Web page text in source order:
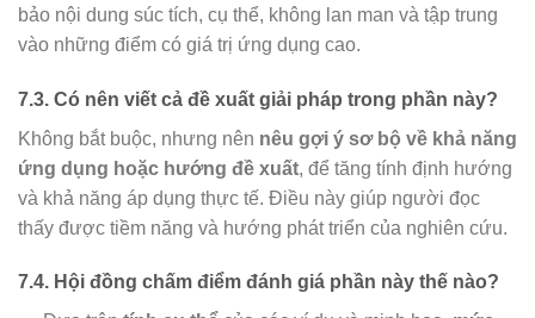
bảo nội dung súc tích, cụ thể, không lan man và tập trung
vào những điểm có giá trị ứng dụng cao.
7.3. Có nên viết cả đề xuất giải pháp trong phần này?
Không bắt buộc, nhưng nên nêu gợi ý sơ bộ về khả năng
ứng dụng hoặc hướng đề xuất, để tăng tính định hướng
và khả năng áp dụng thực tế. Điều này giúp người đọc
thấy được tiềm năng và hướng phát triển của nghiên cứu.
7.4. Hội đồng chấm điểm đánh giá phần này thế nào?